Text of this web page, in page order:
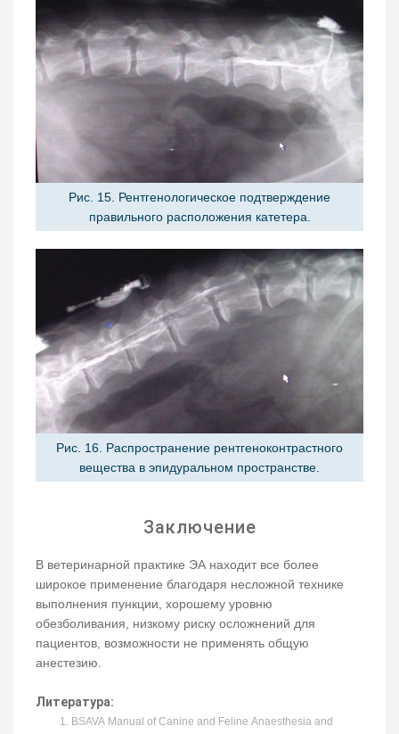
Рис. 15. Рентгенологическое подтверждение
правильного расположения катетера.
Рис. 16. Распространение рентгеноконтрастного
вещества в эпидуральном пространстве.
Заключение
В ветеринарной практике ЭА находит все более
широкое применение благодаря несложной технике
выполнения пункции, хорошему уровню
обезболивания, низкому риску осложнений для
пациентов, возможности не применять общую
анестезию.
Литература:
BSAVA Manual of Canine and Feline Anaesthesia and